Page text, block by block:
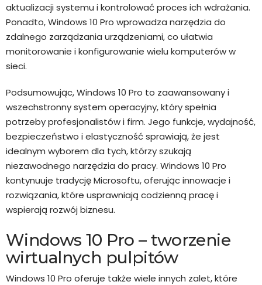
aktualizacji systemu i kontrolować proces ich wdrażania.
Ponadto, Windows 10 Pro wprowadza narzędzia do
zdalnego zarządzania urządzeniami, co ułatwia
monitorowanie i konfigurowanie wielu komputerów w
sieci.
Podsumowując, Windows 10 Pro to zaawansowany i
wszechstronny system operacyjny, który spełnia
potrzeby profesjonalistów i firm. Jego funkcje, wydajność,
bezpieczeństwo i elastyczność sprawiają, że jest
idealnym wyborem dla tych, którzy szukają
niezawodnego narzędzia do pracy. Windows 10 Pro
kontynuuje tradycję Microsoftu, oferując innowacje i
rozwiązania, które usprawniają codzienną pracę i
wspierają rozwój biznesu.
Windows 10 Pro – tworzenie
wirtualnych pulpitów
Windows 10 Pro oferuje także wiele innych zalet, które